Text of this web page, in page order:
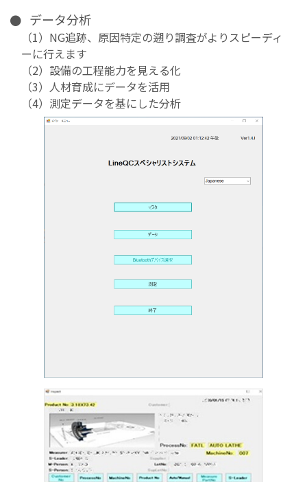
データ分析
（1）NG追跡、原因特定の遡り調査がよりスピーディ
ーに行えます
（2）設備の工程能力を見える化
（3）人材育成にデータを活用
（4）測定データを基にした分析